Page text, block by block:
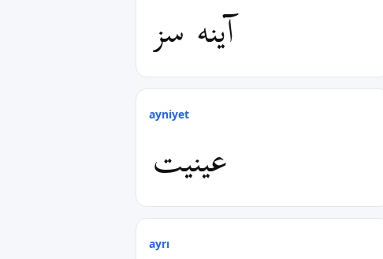
آینه سز
ayniyet
عینیت
ayrı